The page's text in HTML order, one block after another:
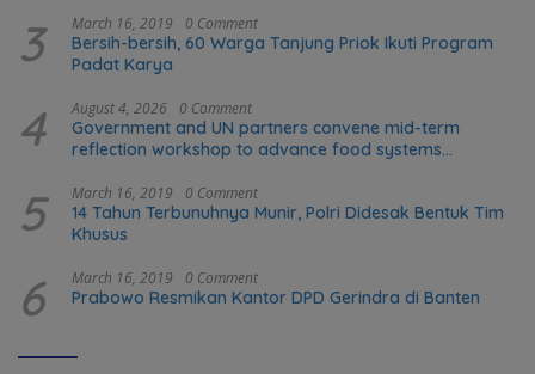
3 March 16, 2019 0 Comment
Bersih-bersih, 60 Warga Tanjung Priok Ikuti Program
Padat Karya
4 August 4, 2026 0 Comment
Government and UN partners convene mid-term
reflection workshop to advance food systems
5 March 16, 2019 0 Comment
14 Tahun Terbunuhnya Munir, Polri Didesak Bentuk Tim
Khusus
6 March 16, 2019 0 Comment
Prabowo Resmikan Kantor DPD Gerindra di Banten